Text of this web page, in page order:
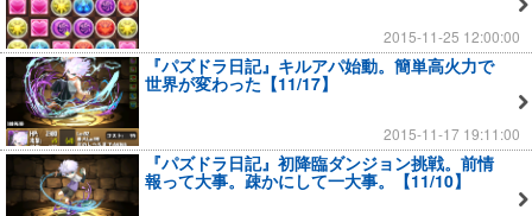
2015-11-25 12:00:00
『パズドラ日記』キルアパ始動。簡単高火力で
世界が変わった【11/17】
2015-11-17 19:11:00
『パズドラ日記』初降臨ダンジョン挑戦。前情
報って大事。疎かにして一大事。【11/10】